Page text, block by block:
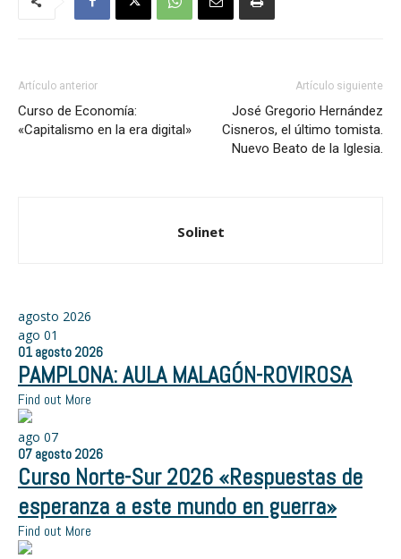
Artículo anterior
Curso de Economía:
«Capitalismo en la era digital»
Artículo siguiente
José Gregorio Hernández
Cisneros, el último tomista.
Nuevo Beato de la Iglesia.
Solinet
agosto 2026
ago 01
01 agosto 2026
PAMPLONA: AULA MALAGÓN-ROVIROSA
Find out More
ago 07
07 agosto 2026
Curso Norte-Sur 2026 «Respuestas de
esperanza a este mundo en guerra»
Find out More